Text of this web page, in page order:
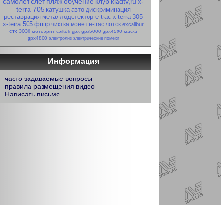
terra 705 катушка авто дискриминация
реставрация металлодетектор e-trac x-terra 305
x-terra 505 фппр чистка монет e-trac лоток excalibur
стх 3030 метеорит coiltek gpx gpx5000 gpx4500 маска
gpx4800 электролиз электрические помехи
Информация
часто задаваемые вопросы
правила размещения видео
Написать письмо